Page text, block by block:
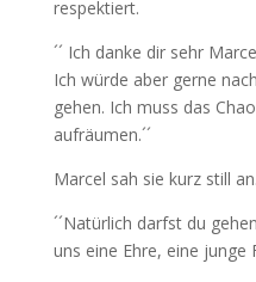
respektiert.
´´ Ich danke dir sehr
Ich würde aber gerne
gehen. Ich muss das
aufräumen.´´
Marcel sah sie kurz still an.
´´Natürlich darfst du
uns eine Ehre, eine junge